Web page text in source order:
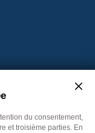
du consentement,
et troisième parties. En